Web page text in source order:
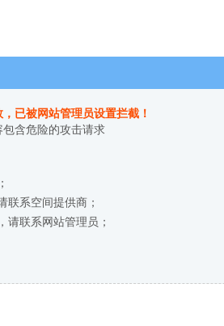
已被网站管理员设置拦截！
含危险的攻击请求
联系空间提供商；
请联系网站管理员；